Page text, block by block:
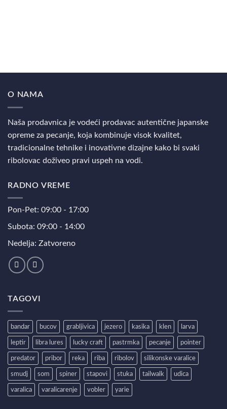
O NAMA
Naša prodavnica je vodeći prodavac autentične japanske
opreme za pecanje, koja kombinuje visok kvalitet,
tradicionalne tehnike i inovativne dizajne kako bi svaki
ribolovac doživeo pravi uspeh na vodi.
RADNO VREME
Pon-Pet: 09:00 - 17:00
Subota: 09:00 - 14:00
Nedelja: Zatvoreno
TAGOVI
bandar bucov grabljivica jezero kasika klen larva
leptir libra lures lucky craft pastrmka pecanje pointer
predator pribor reka riba ribolov silikonske varalice
smudj som spiner stapovi stuka tailwalk udica
varalica varalicarenje vobler yarie